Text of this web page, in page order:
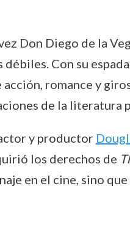
Don Diego de la
Con su espada
romance y
de la literatura
y productor
los derechos de
en el cine, sino que